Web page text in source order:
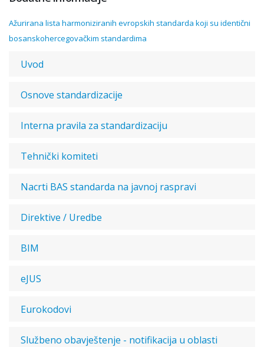
Ažurirana lista harmoniziranih evropskih standarda koji su identični
bosanskohercegovačkim standardima
Uvod
Osnove standardizacije
Interna pravila za standardizaciju
Tehnički komiteti
Nacrti BAS standarda na javnoj raspravi
Direktive / Uredbe
BIM
eJUS
Eurokodovi
Službeno obavještenje - notifikacija u oblasti